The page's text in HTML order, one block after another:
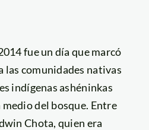
fue un día que marcó
las comunidades nativas
indígenas ashéninkas
del bosque. Entre
Chota, quien era